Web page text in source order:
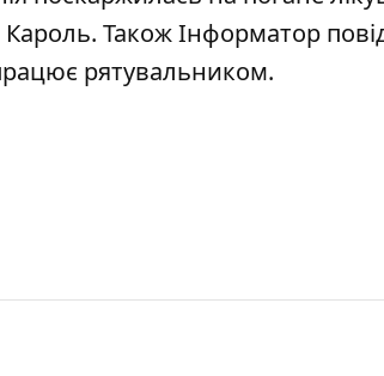
Кароль. Також Інформатор
рятувальником.